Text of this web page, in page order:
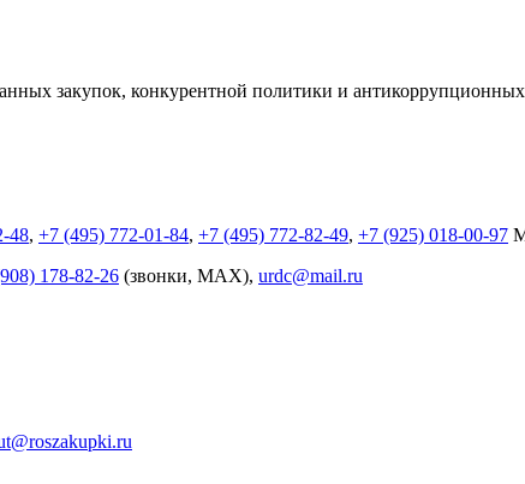
закупок, конкурентной политики и
48, +7 (495) 772-01-84, +7 (495) 772-82-49, +7 (925) 018-00-97
178-82-26 (звонки, MAX), urdc@mail.ru